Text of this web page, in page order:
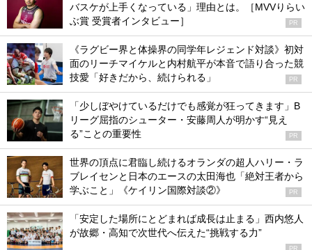
バスケが上手くなっている」理由とは。［MVVりらい
ぶ賞 受賞者インタビュー］
PR
《ラグビー界と体操界の同学年レジェンド対談》初対
面のリーチマイケルと内村航平が本音で語り合った競
技愛「好きだから、続けられる」
PR
「少しぼやけているだけでも感覚が狂ってきます」B
リーグ屈指のシューター・安藤周人が明かす“見え
る”ことの重要性
PR
世界の頂点に君臨し続けるオランダの超人ハリー・ラ
ブレイセンと日本のエースの太田海也「絶対王者から
学ぶこと」《ケイリン国際対談②》
PR
「安定した場所にとどまれば成長は止まる」西内悠人
が故郷・高知で次世代へ伝えた“挑戦する力”